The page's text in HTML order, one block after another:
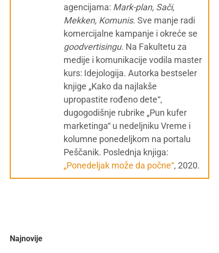
agencijama: Mark-plan, Sači,
Mekken, Komunis. Sve manje radi
komercijalne kampanje i okreće se
goodvertisingu. Na Fakultetu za
medije i komunikacije vodila master
kurs: Idejologija. Autorka bestseler
knjige „Kako da najlakše
upropastite rođeno dete“,
dugogodišnje rubrike „Pun kufer
marketinga“ u nedeljniku Vreme i
kolumne ponedeljkom na portalu
Peščanik. Poslednja knjiga:
„Ponedeljak može da počne“, 2020.
Najnovije